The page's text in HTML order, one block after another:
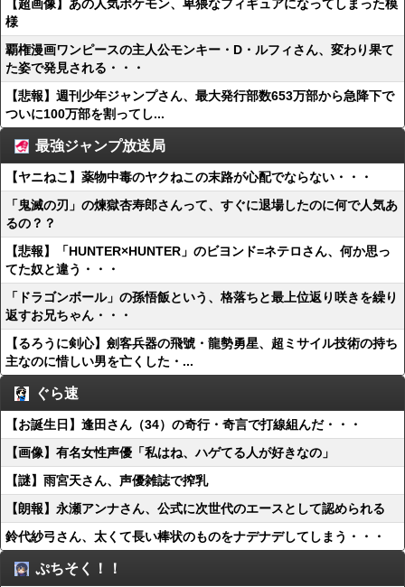
【超画像】あの人気ポケモン、卑猥なフィギュアになってしまった模
様
覇権漫画ワンピースの主人公モンキー・D・ルフィさん、変わり果て
た姿で発見される・・・
【悲報】週刊少年ジャンプさん、最大発行部数653万部から急降下で
ついに100万部を割ってし...
最強ジャンプ放送局
【ヤニねこ】薬物中毒のヤクねこの末路が心配でならない・・・
「鬼滅の刃」の煉獄杏寿郎さんって、すぐに退場したのに何で人気あ
るの？？
【悲報】「HUNTER×HUNTER」のビヨンド=ネテロさん、何か思っ
てた奴と違う・・・
「ドラゴンボール」の孫悟飯という、格落ちと最上位返り咲きを繰り
返すお兄ちゃん・・・
【るろうに剣心】劍客兵器の飛號・龍勢勇星、超ミサイル技術の持ち
主なのに惜しい男を亡くした・...
ぐら速
【お誕生日】逢田さん（34）の奇行・奇言で打線組んだ・・・
【画像】有名女性声優「私はね、ハゲてる人が好きなの」
【謎】雨宮天さん、声優雑誌で搾乳
【朗報】永瀬アンナさん、公式に次世代のエースとして認められる
鈴代紗弓さん、太くて長い棒状のものをナデナデしてしまう・・・
ぷちそく！！